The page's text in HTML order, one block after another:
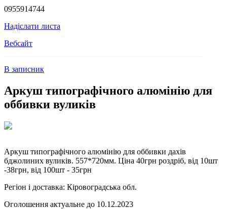
0955914744
Надіслати листа
Вебсайт
В записник
Аркуш типографічного алюмінію для
оббивки вуликів
Аркуш типографічного алюмінію для оббивки дахів
бджолиних вуликів. 557*720мм. Ціна 40грн роздріб, від 10шт
-38грн, від 100шт - 35грн
Регіон і доставка: Кіровоградська обл.
Оголошення актуальне до 10.12.2023